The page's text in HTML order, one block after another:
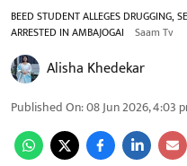
BEED STUDENT ALLEGES DRUGGING,
ARRESTED IN AMBAJOGAI
Saam Tv
Alisha Khedekar
Published On:08 Jun 2026, 4:03